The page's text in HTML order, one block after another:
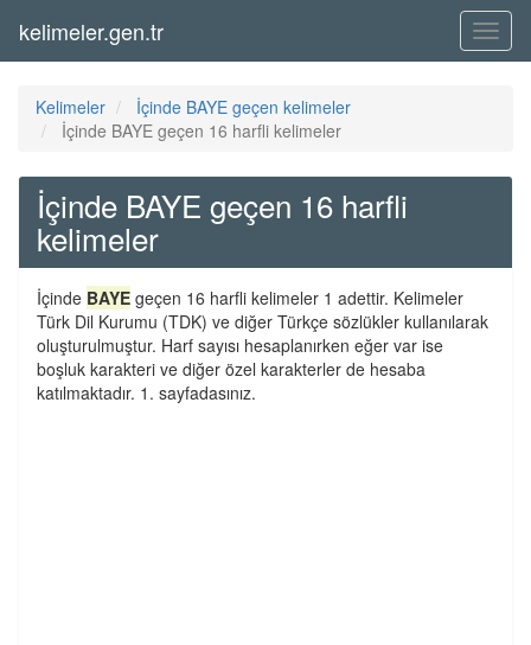
Menü
kelimeler.gen.tr
Kelimeler
İçinde BAYE geçen kelimeler
İçinde BAYE geçen 16 harfli kelimeler
İçinde BAYE geçen 16 harfli
kelimeler
İçinde BAYE geçen 16 harfli kelimeler 1 adettir. Kelimeler
Türk Dil Kurumu (TDK) ve diğer Türkçe sözlükler kullanılarak
oluşturulmuştur. Harf sayısı hesaplanırken eğer var ise
boşluk karakteri ve diğer özel karakterler de hesaba
katılmaktadır. 1. sayfadasınız.